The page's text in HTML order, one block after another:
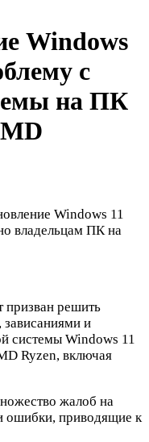
Windows
с
на ПК
Windows 11
владельцам ПК на
призван решить
и
системы Windows 11
Ryzen, включая
жалоб на
ошибки, приводящие к